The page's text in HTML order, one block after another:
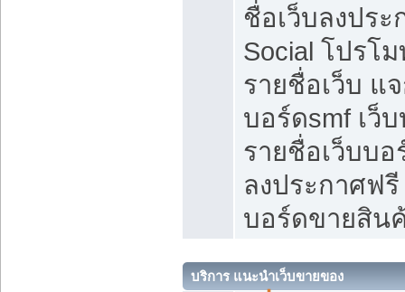
ชื่อเว็บลงปร
Social โปรโ
รายชื่อเว็บ แ
บอร์ดsmf เว็
รายชื่อเว็บบ
ลงประกาศฟรี
บอร์ดขายสิน
บริการ แนะนำเว็บขายของ